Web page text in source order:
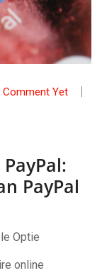
Comment Yet
PayPal
Optie
online